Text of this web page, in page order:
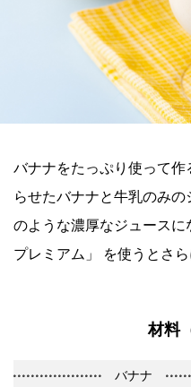
バナナをたっぷり使って
らせたバナナと牛乳のみ
のような濃厚なジュース
プレミアム」 を使うとさ
材料
バナナ